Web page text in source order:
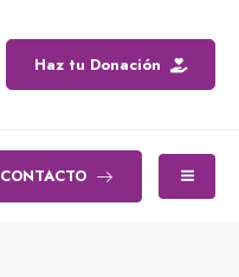
Haz tu Donación
CONTACTO